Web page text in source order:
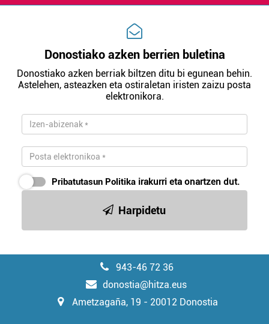
Donostiako azken berrien buletina
Donostiako azken berriak biltzen ditu bi egunean behin.
Astelehen, asteazken eta ostiraletan iristen zaizu posta
elektronikora.
Pribatutasun Politika irakurri eta onartzen dut.
Harpidetu
943-46 72 36
donostia@hitza.eus
Ametzagaña, 19 - 20012 Donostia